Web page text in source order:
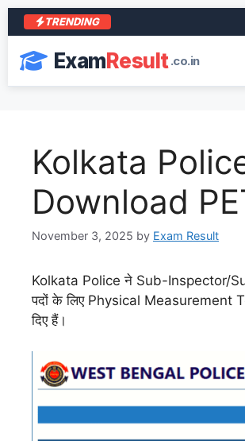
TRENDING
ExamResult.co.in
Kolkata
Download
November 3, 2025 by Exam Result
Kolkata Police ने Sub-Inspector/
पदों के लिए Physical Measurement
दिए हैं।